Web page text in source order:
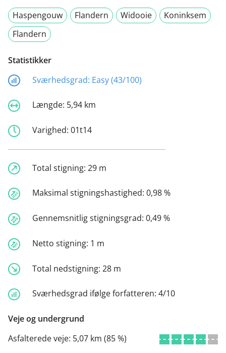
Haspengouw
Flandern Widooie
Koninksem
Flandern
Statistikker
Sværhedsgrad: Easy (43/100)
Længde: 5,94 km
Varighed: 01t14
Total stigning: 29 m
Maksimal stigningshastighed: 0,98 %
Gennemsnitlig stigningsgrad: 0,49 %
Netto stigning: 1 m
Total nedstigning: 28 m
Sværhedsgrad ifølge forfatteren: 4/10
Veje og undergrund
Asfalterede veje: 5,07 km (85 %)